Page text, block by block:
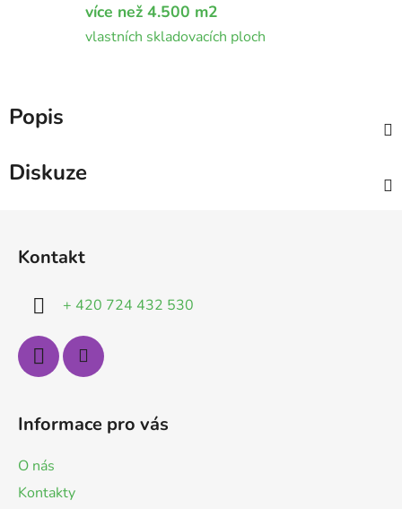
více než 4.500 m2
vlastních skladovacích ploch
Popis
Diskuze
Kontakt
+ 420 724 432 530
Informace pro vás
O nás
Kontakty